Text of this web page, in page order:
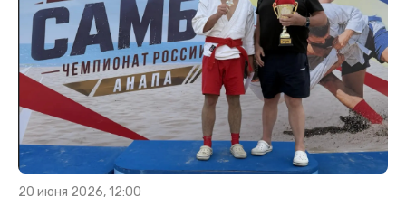
20 июня 2026, 12:00